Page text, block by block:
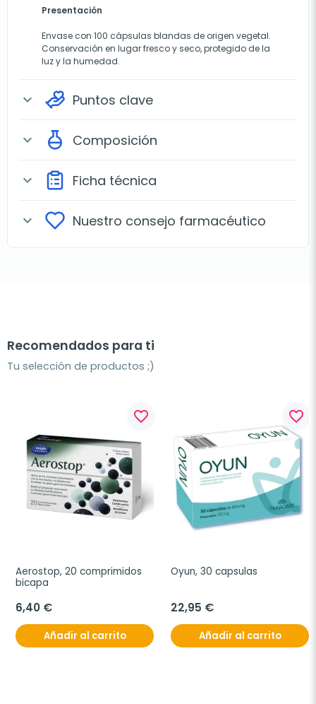
Presentación
Envase con 100 cápsulas blandas de origen vegetal.
Conservación en lugar fresco y seco, protegido de la
luz y la humedad.
expand_more Puntos clave
expand_more Composición
expand_more Ficha técnica
expand_more Nuestro consejo farmacéutico
Recomendados para ti
Tu selección de productos ;)
favorite_border
Aerostop, 20 comprimidos
bicapa
6,40 €
Añadir al carrito
favorite_border
Oyun, 30 capsulas
22,95 €
Añadir al carrito